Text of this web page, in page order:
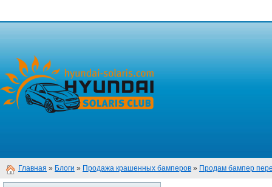
Главная » Блоги » Продажа крашенных бамперов » Продам бампер